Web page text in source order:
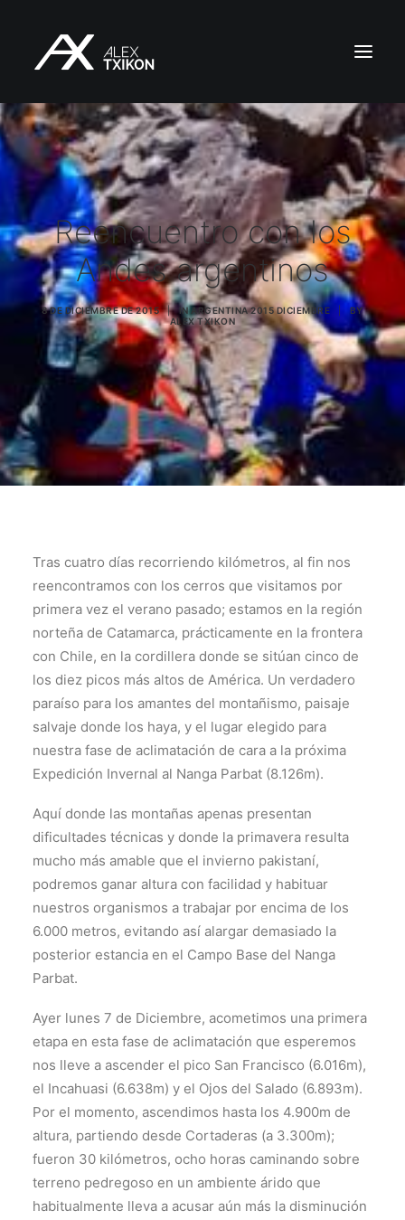
INICIO
EXPEDICIONES
ALEX TXIKON
BLOG
VÍDEOS
SERVICIOS
PRENSA
PUBLICACIONES
CONTACTO
ES
Reencuentro con los
Andes argentinos
8 DE DICIEMBRE DE 2015 | IN ARGENTINA 2015 DICIEMBRE
BY
ALEX TXIKON
Tras cuatro días recorriendo kilómetros, al fin nos
reencontramos con los cerros que visitamos por
primera vez el verano pasado; estamos en la región
norteña de Catamarca, prácticamente en la frontera
con Chile, en la cordillera donde se sitúan cinco de
los diez picos más altos de América. Un verdadero
paraíso para los amantes del montañismo, paisaje
salvaje donde los haya, y el lugar elegido para
nuestra fase de aclimatación de cara a la próxima
Expedición Invernal al Nanga Parbat (8.126m).
Aquí donde las montañas apenas presentan
dificultades técnicas y donde la primavera resulta
mucho más amable que el invierno pakistaní,
podremos ganar altura con facilidad y habituar
nuestros organismos a trabajar por encima de los
6.000 metros, evitando así alargar demasiado la
posterior estancia en el Campo Base del Nanga
Parbat.
Ayer lunes 7 de Diciembre, acometimos una primera
etapa en esta fase de aclimatación que esperemos
nos lleve a ascender el pico San Francisco (6.016m),
el Incahuasi (6.638m) y el Ojos del Salado (6.893m).
Por el momento, ascendimos hasta los 4.900m de
altura, partiendo desde Cortaderas (a 3.300m);
fueron 30 kilómetros, ocho horas caminando sobre
terreno pedregoso en un ambiente árido que
habitualmente lleva a acusar aún más la disminución